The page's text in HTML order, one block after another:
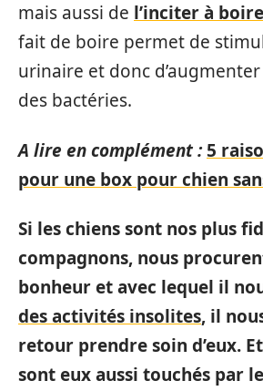
mais aussi de l’inciter à boire
fait de boire permet de
urinaire et donc d’augmenter
des bactéries.
A lire en complément : 5
pour une box pour chien
Si les chiens sont nos plus
compagnons, nous
bonheur et avec lequel il
des activités insolites, il
retour prendre soin d’eux.
sont eux aussi touchés par